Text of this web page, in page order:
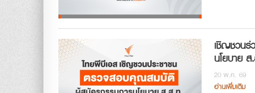
เชิญชวน
นโยบาย
20 พ.ค. 69
อ่านเพิ่มเติม